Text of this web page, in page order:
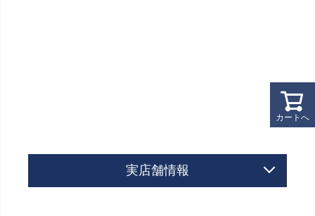
カートへ
実店舗情報